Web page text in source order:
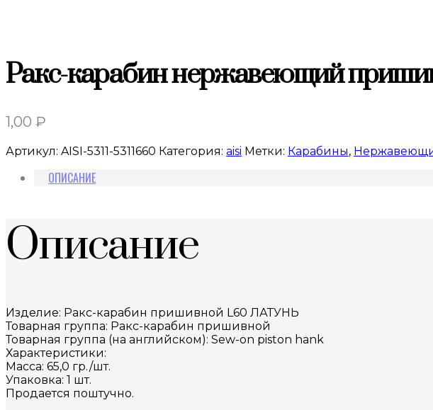
Ракс-карабин нержавеющий
1,00 ₽
Артикул: AISI-5311-5311660 Категория: aisi Метки: Карабины,
ОПИСАНИЕ
Описание
Изделие: Ракс-карабин пришивной L60 ЛАТУНЬ
Товарная группа: Ракс-карабин пришивной
Товарная группа (на английском): Sew-on piston hank
Характеристики:
Масса: 65,0 гр./шт.
Упаковка: 1 шт.
Продается поштучно.